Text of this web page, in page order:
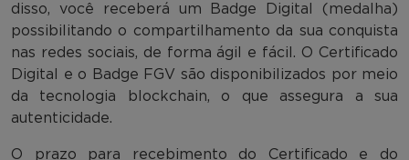
disso, você receberá um Badge Digital (medalha)
possibilitando o compartilhamento da sua conquista
nas redes sociais, de forma ágil e fácil. O Certificado
Digital e o Badge FGV são disponibilizados por meio
da tecnologia blockchain, o que assegura a sua
autenticidade.
O prazo para recebimento do Certificado e do